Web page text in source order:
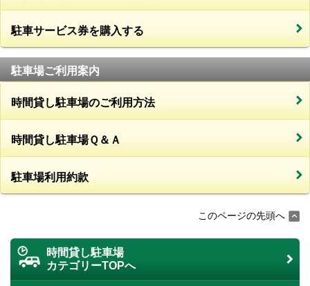
駐車サービス券を購入する
駐車場ご利用案内
時間貸し駐車場のご利用方法
時間貸し駐車場Ｑ＆Ａ
駐車場利用約款
このページの先頭へ
時間貸し駐車場
カテゴリーTOPへ